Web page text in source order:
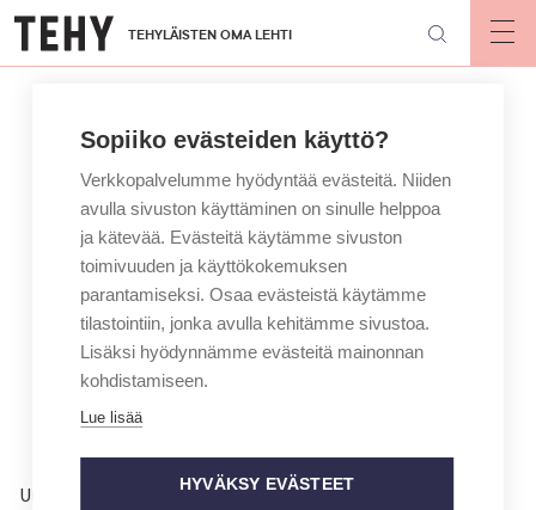
Hyppää
pääsisältöön
TEHYLÄISTEN OMA LEHTI
Uutinen
Sopiiko evästeiden käyttö?
Verkkopalvelumme hyödyntää evästeitä. Niiden
avulla sivuston käyttäminen on sinulle helppoa
ja kätevää. Evästeitä käytämme sivuston
toimivuuden ja käyttökokemuksen
parantamiseksi. Osaa evästeistä käytämme
tilastointiin, jonka avulla kehitämme sivustoa.
Lisäksi hyödynnämme evästeitä mainonnan
kohdistamiseen.
Lue lisää
HYVÄKSY EVÄSTEET